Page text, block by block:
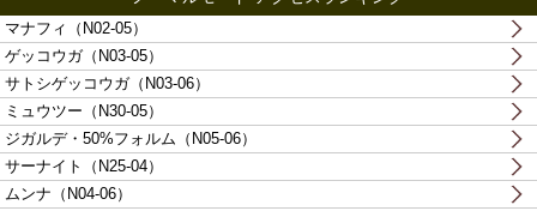
マナフィ（N02-05）
ゲッコウガ（N03-05）
サトシゲッコウガ（N03-06）
ミュウツー（N30-05）
ジガルデ・50%フォルム（N05-06）
サーナイト（N25-04）
ムンナ（N04-06）